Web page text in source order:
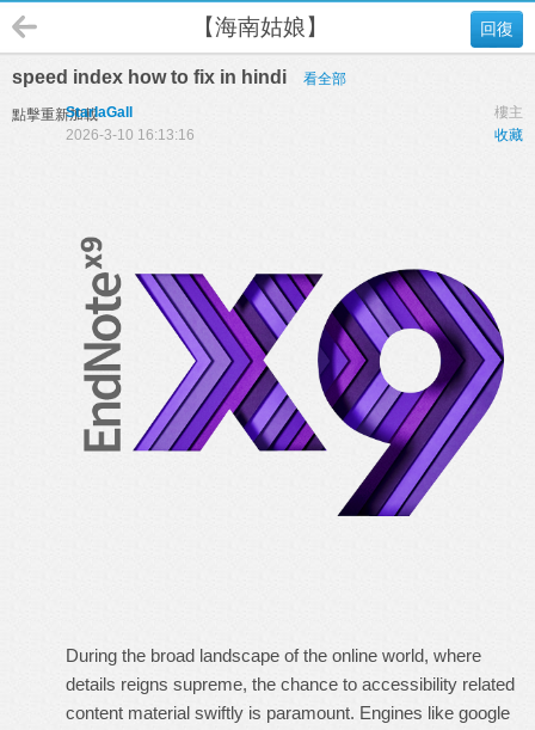
回復
【海南姑娘】
speed index how to fix in hindi 看全部
點擊重新加載 樓主
StarlaGall
收藏
2026-3-10 16:13:16
During the broad landscape of the online world, where
details reigns supreme, the chance to accessibility related
content material swiftly is paramount. Engines like google